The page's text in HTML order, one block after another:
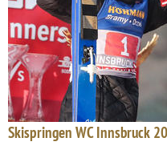
Skispringen WC Innsbruck